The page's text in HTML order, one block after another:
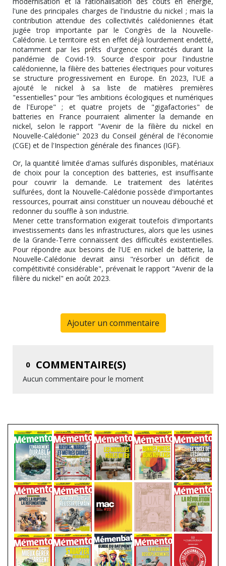
l'une des principales charges de l'industrie du nickel ; mais la
contribution attendue des collectivités calédoniennes était
jugée trop importante par le Congrès de la Nouvelle-
Calédonie. Le territoire est en effet déjà lourdement endetté,
notamment par les prêts d'urgence contractés durant la
pandémie de Covid-19. Source d'espoir pour l'industrie
calédonienne, la filière des batteries électriques pour voitures
se structure progressivement en Europe. En 2023, l'UE a
ajouté le nickel à sa liste de matières premières
"essentielles" pour "les ambitions écologiques et numériques
de l'Europe" ; et quatre projets de "gigafactories" de
batteries en France pourraient alimenter la demande en
nickel, selon le rapport "Avenir de la filière du nickel en
Nouvelle-Calédonie" 2023 du Conseil général de l'économie
(CGE) et de l'Inspection générale des finances (IGF).
Or, la quantité limitée d'amas sulfurés disponibles, matériaux
de choix pour la conception des batteries, est insuffisante
pour couvrir la demande. Le traitement des latérites
sulfurées, dont la Nouvelle-Calédonie possède d'importantes
ressources, pourrait ainsi constituer un nouveau débouché et
redonner du souffle à son industrie.
Mener cette transformation exigerait toutefois d'importants
investissements dans les infrastructures, alors que les usines
de la Grande-Terre connaissent des difficultés existentielles.
Pour répondre aux besoins de l'UE en nickel de batterie, la
Nouvelle-Calédonie devrait ainsi "résorber un déficit de
compétitivité considérable", prévenait le rapport "Avenir de la
filière du nickel" en août 2023.
Ajouter un commentaire
0 COMMENTAIRE(S)
Aucun commentaire pour le moment